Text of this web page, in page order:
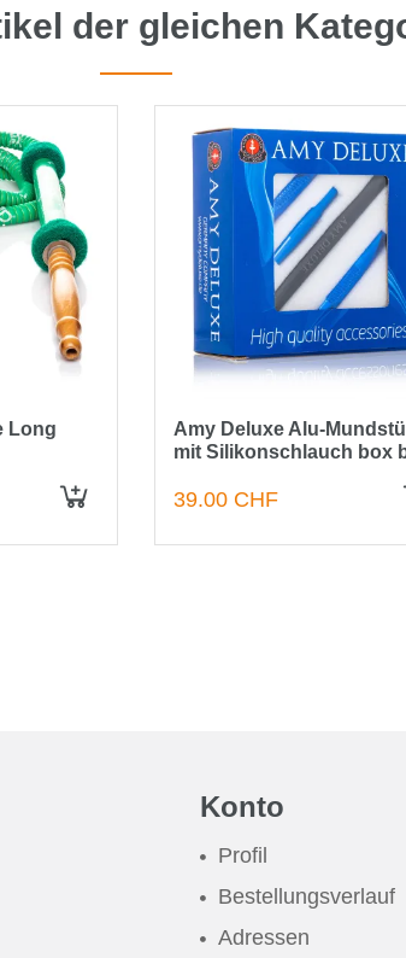
der gleichen
Long
Amy Deluxe Alu-
mit Silikonschlauch box
39.00 CHF
Konto
Profil
Bestellungsverlauf
Adressen